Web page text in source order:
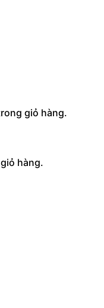
giỏ hàng.
hàng.